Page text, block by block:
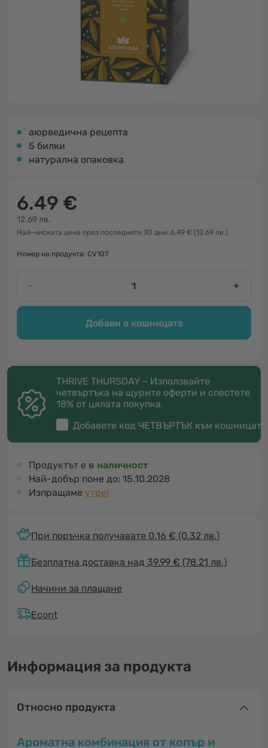
аюрведична рецепта
5 билки
натурална опаковка
6.49 €
12.69 лв.
Най-ниската цена през последните 30 дни: 6.49 € (12.69 лв.)
Номер на продукта: CV107
- +
Добави в кошницата
THRIVE THURSDAY – Използвайте
четвъртъка на щурите оферти и спестете
18% от цялата покупка.
Добавете код ЧЕТВЪРТЪК към кошницата
Продуктът е в наличност
Най-добър поне до: 15.10.2028
Изпращаме утре!
При поръчка получавате 0.16 € (0.32 лв.)
Безплатна доставка над 39.99 € (78.21 лв.)
Начини за плащане
Econt
Информация за продукта
Относно продукта
Ароматна комбинация от копър и